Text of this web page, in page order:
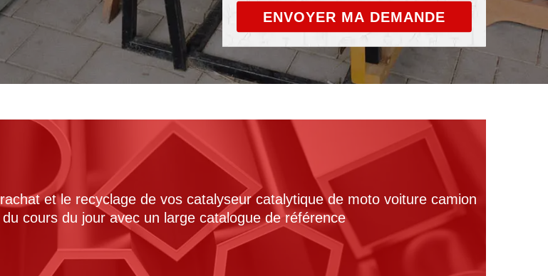
et le recyclage de vos catalyseur catalytique de moto voiture camion
cours du jour avec un large catalogue de référence